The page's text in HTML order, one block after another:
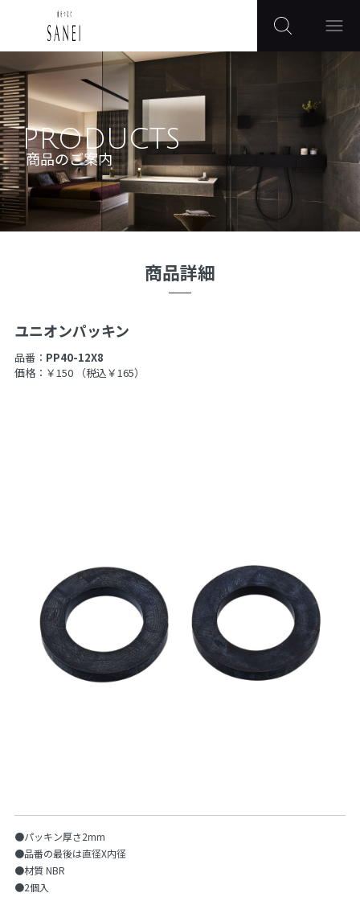
PRODUCTS
商品のご案内
商品詳細
ユニオンパッキン
品番： PP40-12X8
価格：￥150
（税込￥165）
●パッキン厚さ2mm
●品番の最後は直径X内径
●材質 NBR
●2個入